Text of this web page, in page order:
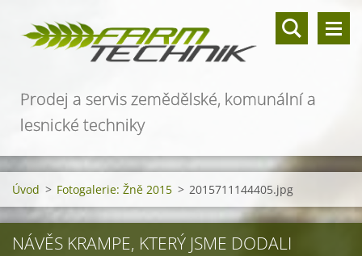
Prodej a servis zemědělské, komunální a
lesnické techniky
Úvod > Fotogalerie: Žně 2015 > 2015711144405.jpg
NÁVĚS KRAMPE, KTERÝ JSME DODALI